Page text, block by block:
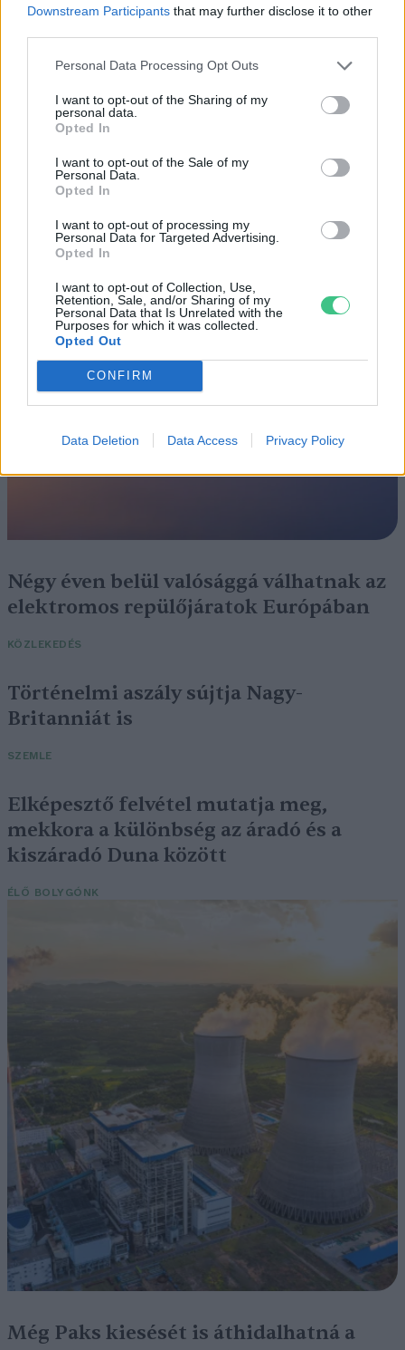
Downstream Participants that may further disclose it to other
Personal Data Processing Opt Outs
I want to opt-out of the Sharing of my
personal data.
Opted In
I want to opt-out of the Sale of my
Personal Data.
Opted In
I want to opt-out of processing my
Personal Data for Targeted Advertising.
Opted In
I want to opt-out of Collection, Use,
Retention, Sale, and/or Sharing of my
Personal Data that Is Unrelated with the
Purposes for which it was collected.
Opted Out
CONFIRM
Data Deletion Data Access Privacy Policy
Ezt a növényt már az őskorban is ismerték, a népi gyógyászatban
pedig ma is számos betegség ellen használják.
Születésnapi programokkal várja a
Fővárosi Állatkert
Szedd magad őszibarack: itt vannak
SZEMLE
Négy éven belül valósággá válhatnak az
elektromos repülőjáratok Európában
KÖZLEKEDÉS
Történelmi aszály sújtja Nagy-
Britanniát is
SZEMLE
Elképesztő felvétel mutatja meg,
mekkora a különbség az áradó és a
kiszáradó Duna között
ÉLŐ BOLYGÓNK
Még Paks kiesését is áthidalhatná a